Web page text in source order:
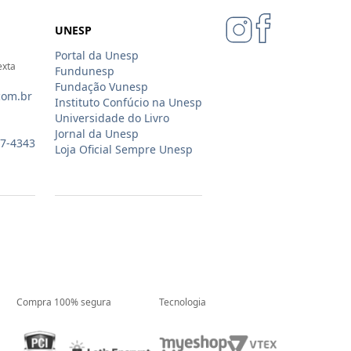
4343
UNESP
Portal da Unesp
Fundunesp
Fundação Vunesp
Instituto Confúcio na Unesp
Universidade do Livro
Jornal da Unesp
Loja Oficial Sempre Unesp
Compra 100% segura Tecnologia